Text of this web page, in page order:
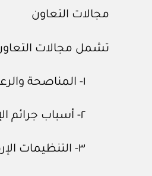
مجالات التعاون
تشمل مجالات
١- المناصحة والرعاية ومراكز التأهيل.
٢- أسباب جرائم الإرهاب وطبيعته وبنيته التحتية وثغراتها ومظاهرها.
٣- التنظيمات الإرهابية وعلاقتها بالجريمة المنظمة العابرة للحدود.